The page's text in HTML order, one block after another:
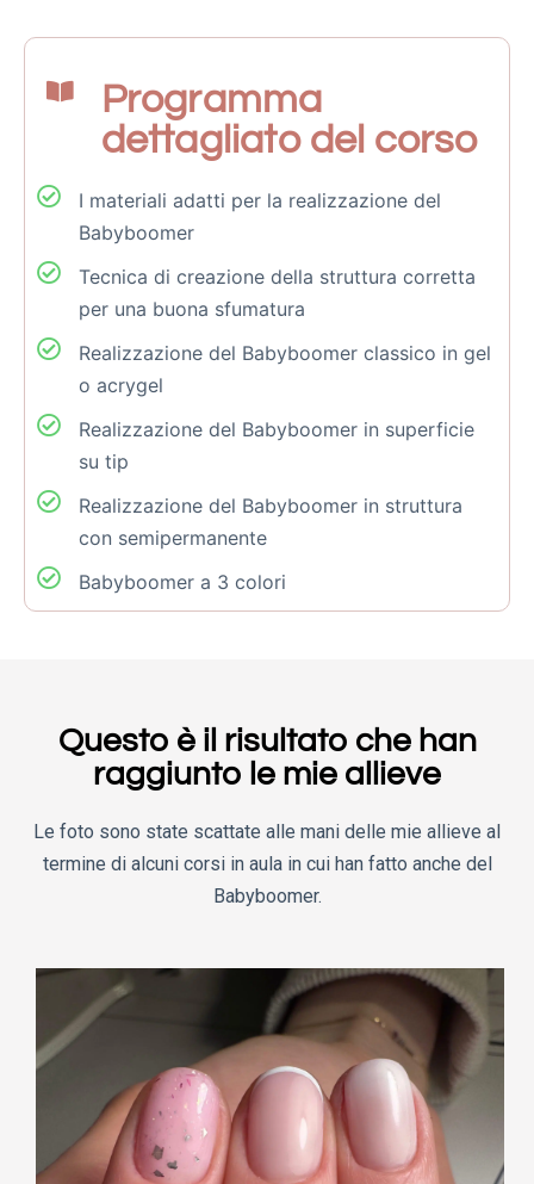
Programma
dettagliato del corso
I materiali adatti per la realizzazione del
Babyboomer
Tecnica di creazione della struttura corretta
per una buona sfumatura
Realizzazione del Babyboomer classico in gel
o acrygel
Realizzazione del Babyboomer in superficie
su tip
Realizzazione del Babyboomer in struttura
con semipermanente
Babyboomer a 3 colori
Questo è il risultato che han
raggiunto le mie allieve
Le foto sono state scattate alle mani delle mie allieve al
termine di alcuni corsi in aula in cui han fatto anche del
Babyboomer.